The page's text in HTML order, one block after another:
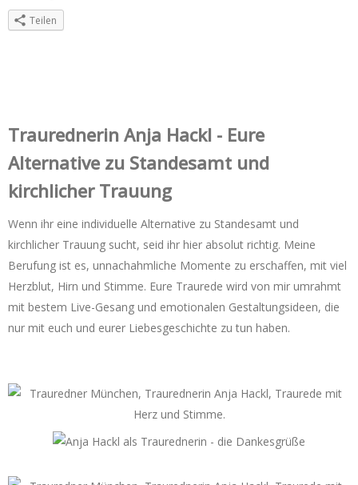
Teilen
Trauredner‌in Anja Hackl - Eure
Alternative zu Standesamt und
kirchlicher Trauung
Wenn ihr eine individuelle Alternative zu Standesamt und
kirchlicher Trauung sucht, seid ihr hier absolut richtig. Meine
Berufung ist es, unnachahmliche Momente zu erschaffen, mit viel
Herzblut, Hirn und Stimme. Eure Traurede wird von mir umrahmt
mit bestem Live-Gesang und emotionalen Gestaltungsideen, die
nur mit euch und eurer Liebesgeschichte zu tun haben.